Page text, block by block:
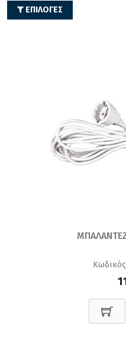
ΕΠΙΛΟΓΕΣ